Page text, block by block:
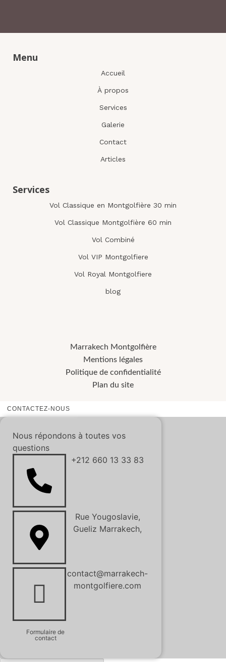
Menu
Accueil
À propos
Services
Galerie
Contact
Articles
Services
Vol Classique en Montgolfière 30 min
Vol Classique Montgolfière 60 min
Vol Combiné
Vol VIP Montgolfiere
Vol Royal Montgolfiere
blog
Marrakech Montgolfière
Mentions légales
Politique de confidentialité
Plan du site
CONTACTEZ-NOUS
Nous répondons à toutes vos
questions
+212 660 13 33 83
Rue Yougoslavie,
Gueliz Marrakech,
contact@marrakech-
montgolfiere.com
Formulaire de
contact